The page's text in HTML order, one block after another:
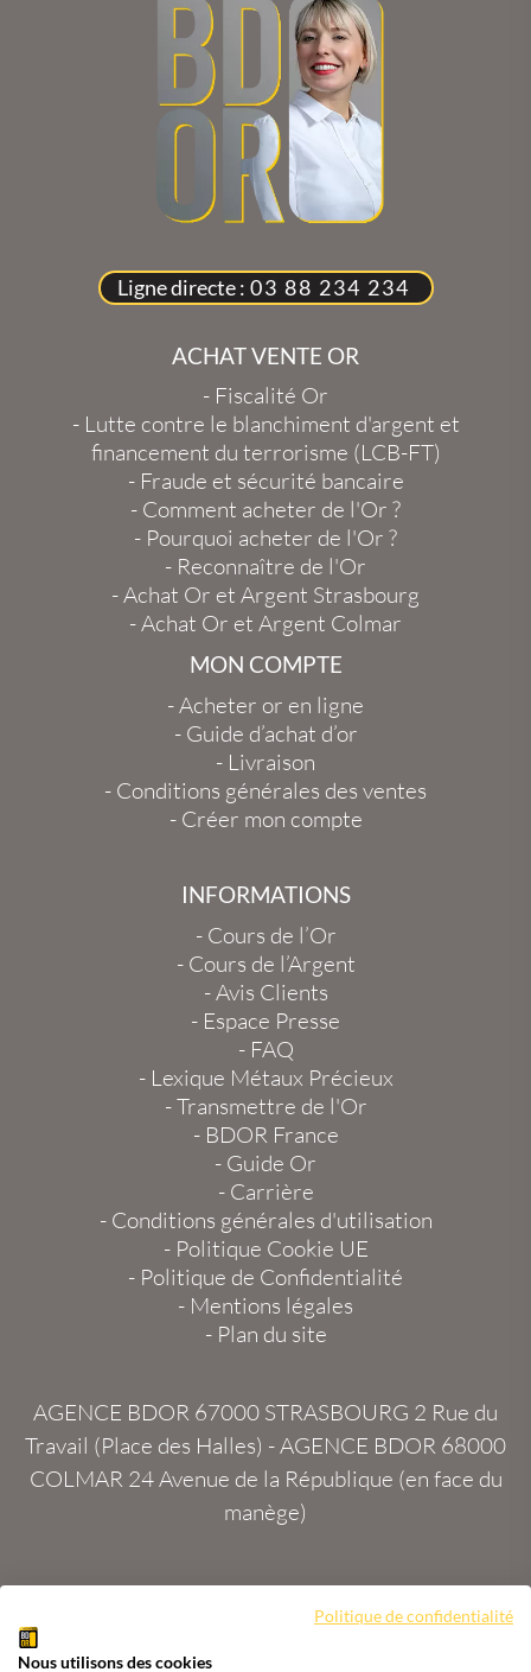
Ligne directe : 03 88 234 234
ACHAT VENTE OR
- Fiscalité Or
- Lutte contre le blanchiment d'argent et
financement du terrorisme (LCB-FT)
- Fraude et sécurité bancaire
- Comment acheter de l'Or ?
- Pourquoi acheter de l'Or ?
- Reconnaître de l'Or
-Achat Or et Argent Strasbourg
-Achat Or et Argent Colmar
MON COMPTE
-Acheter or en ligne
- Guide d’achat d’or
- Livraison
- Conditions générales des ventes
- Créer mon compte
INFORMATIONS
- Cours de l’Or
- Cours de l’Argent
-Avis Clients
- Espace Presse
- FAQ
- Lexique Métaux Précieux
-Transmettre de l'Or
- BDOR France
- Guide Or
- Carrière
- Conditions générales d'utilisation
- Politique Cookie UE
- Politique de Confidentialité
- Mentions légales
- Plan du site
AGENCE BDOR 67000 STRASBOURG 2 Rue du
Travail (Place des Halles) -AGENCE BDOR 68000
COLMAR24 Avenue de la République (en face du
manège)
Politique de confidentialité
Nous utilisons des cookies